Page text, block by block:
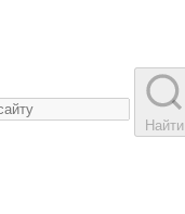
Найти